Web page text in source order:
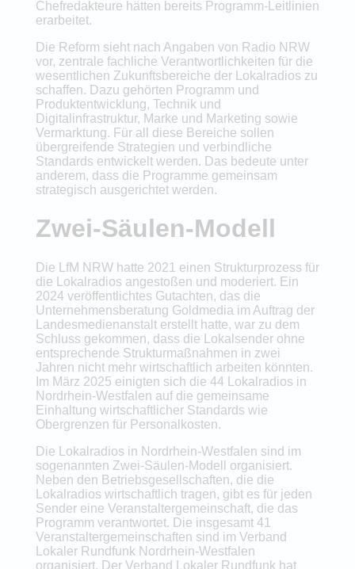
Chefredakteure hätten bereits Programm-Leitlinien
erarbeitet.
Die Reform sieht nach Angaben von Radio NRW
vor, zentrale fachliche Verantwortlichkeiten für die
wesentlichen Zukunftsbereiche der Lokalradios zu
schaffen. Dazu gehörten Programm und
Produktentwicklung, Technik und
Digitalinfrastruktur, Marke und Marketing sowie
Vermarktung. Für all diese Bereiche sollen
übergreifende Strategien und verbindliche
Standards entwickelt werden. Das bedeute unter
anderem, dass die Programme gemeinsam
strategisch ausgerichtet werden.
Zwei-Säulen-Modell
Die LfM NRW hatte 2021 einen Strukturprozess für
die Lokalradios angestoßen und moderiert. Ein
2024 veröffentlichtes Gutachten, das die
Unternehmensberatung Goldmedia im Auftrag der
Landesmedienanstalt erstellt hatte, war zu dem
Schluss gekommen, dass die Lokalsender ohne
entsprechende Strukturmaßnahmen in zwei
Jahren nicht mehr wirtschaftlich arbeiten könnten.
Im März 2025 einigten sich die 44 Lokalradios in
Nordrhein-Westfalen auf die gemeinsame
Einhaltung wirtschaftlicher Standards wie
Obergrenzen für Personalkosten.
Die Lokalradios in Nordrhein-Westfalen sind im
sogenannten Zwei-Säulen-Modell organisiert.
Neben den Betriebsgesellschaften, die die
Lokalradios wirtschaftlich tragen, gibt es für jeden
Sender eine Veranstaltergemeinschaft, die das
Programm verantwortet. Die insgesamt 41
Veranstaltergemeinschaften sind im Verband
Lokaler Rundfunk Nordrhein-Westfalen
organisiert. Der Verband Lokaler Rundfunk hat